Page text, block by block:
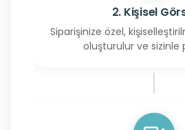
2. Kişisel
Siparişinize özel,
oluşturulur ve sizinle